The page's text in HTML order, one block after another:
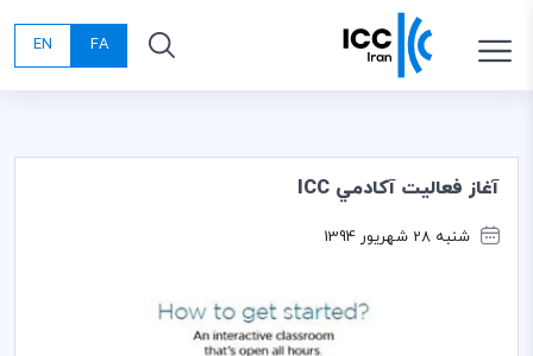
FA
EN
آغاز فعاليت آكادمي ICC
شنبه 28 شهریور 1394